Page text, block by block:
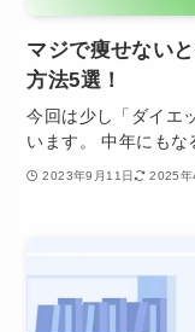
マジで痩せない
方法5選！
今回は少し「ダイエ
います。 中年にもな
2023年9月11日 2025年